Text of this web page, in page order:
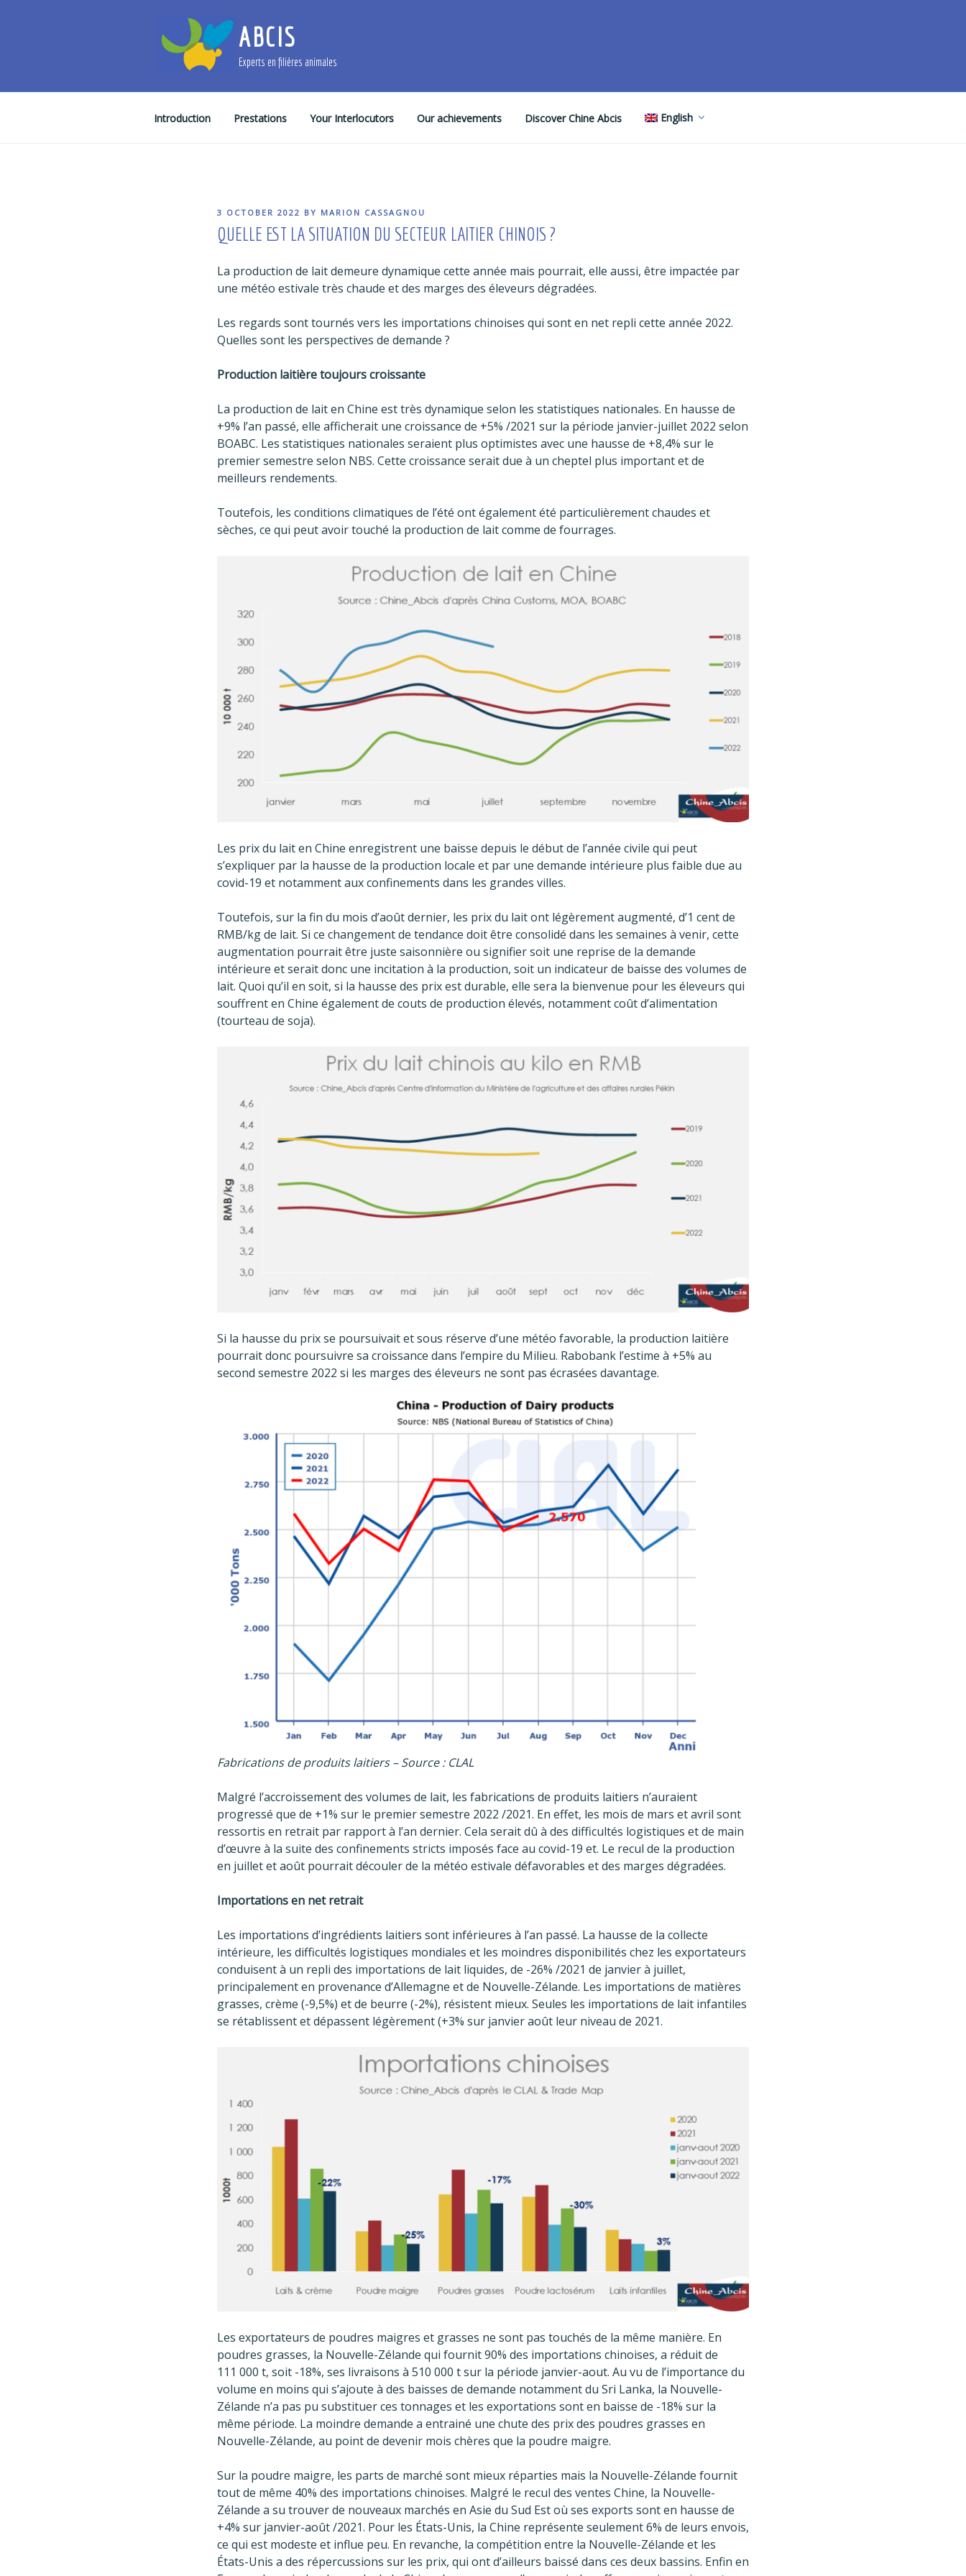
ABCIS
Experts en filières animales
Introduction Prestations Your Interlocutors Our achievements Discover Chine Abcis English
POSTED
3 OCTOBER 2022 BY MARION CASSAGNOU
QUELLE EST LA SITUATION DU SECTEUR LAITIER CHINOIS ?
La production de lait demeure dynamique cette année mais pourrait, elle aussi, être impactée par
une météo estivale très chaude et des marges des éleveurs dégradées.
Les regards sont tournés vers les importations chinoises qui sont en net repli cette année 2022.
Quelles sont les perspectives de demande ?
Production laitière toujours croissante
La production de lait en Chine est très dynamique selon les statistiques nationales. En hausse de
+9% l’an passé, elle afficherait une croissance de +5% /2021 sur la période janvier-juillet 2022 selon
BOABC. Les statistiques nationales seraient plus optimistes avec une hausse de +8,4% sur le
premier semestre selon NBS. Cette croissance serait due à un cheptel plus important et de
meilleurs rendements.
Toutefois, les conditions climatiques de l’été ont également été particulièrement chaudes et
sèches, ce qui peut avoir touché la production de lait comme de fourrages.
Les prix du lait en Chine enregistrent une baisse depuis le début de l’année civile qui peut
s’expliquer par la hausse de la production locale et par une demande intérieure plus faible due au
covid-19 et notamment aux confinements dans les grandes villes.
Toutefois, sur la fin du mois d’août dernier, les prix du lait ont légèrement augmenté, d’1 cent de
RMB/kg de lait. Si ce changement de tendance doit être consolidé dans les semaines à venir, cette
augmentation pourrait être juste saisonnière ou signifier soit une reprise de la demande
intérieure et serait donc une incitation à la production, soit un indicateur de baisse des volumes de
lait. Quoi qu’il en soit, si la hausse des prix est durable, elle sera la bienvenue pour les éleveurs qui
souffrent en Chine également de couts de production élevés, notamment coût d’alimentation
(tourteau de soja).
Si la hausse du prix se poursuivait et sous réserve d’une météo favorable, la production laitière
pourrait donc poursuivre sa croissance dans l’empire du Milieu. Rabobank l’estime à +5% au
second semestre 2022 si les marges des éleveurs ne sont pas écrasées davantage.
Fabrications de produits laitiers – Source : CLAL
Malgré l’accroissement des volumes de lait, les fabrications de produits laitiers n’auraient
progressé que de +1% sur le premier semestre 2022 /2021. En effet, les mois de mars et avril sont
ressortis en retrait par rapport à l’an dernier. Cela serait dû à des difficultés logistiques et de main
d’œuvre à la suite des confinements stricts imposés face au covid-19 et. Le recul de la production
en juillet et août pourrait découler de la météo estivale défavorables et des marges dégradées.
Importations en net retrait
Les importations d’ingrédients laitiers sont inférieures à l’an passé. La hausse de la collecte
intérieure, les difficultés logistiques mondiales et les moindres disponibilités chez les exportateurs
conduisent à un repli des importations de lait liquides, de -26% /2021 de janvier à juillet,
principalement en provenance d’Allemagne et de Nouvelle-Zélande. Les importations de matières
grasses, crème (-9,5%) et de beurre (-2%), résistent mieux. Seules les importations de lait infantiles
se rétablissent et dépassent légèrement (+3% sur janvier août leur niveau de 2021.
Les exportateurs de poudres maigres et grasses ne sont pas touchés de la même manière. En
poudres grasses, la Nouvelle-Zélande qui fournit 90% des importations chinoises, a réduit de
111 000 t, soit -18%, ses livraisons à 510 000 t sur la période janvier-aout. Au vu de l’importance du
volume en moins qui s’ajoute à des baisses de demande notamment du Sri Lanka, la Nouvelle-
Zélande n’a pas pu substituer ces tonnages et les exportations sont en baisse de -18% sur la
même période. La moindre demande a entrainé une chute des prix des poudres grasses en
Nouvelle-Zélande, au point de devenir mois chères que la poudre maigre.
Sur la poudre maigre, les parts de marché sont mieux réparties mais la Nouvelle-Zélande fournit
tout de même 40% des importations chinoises. Malgré le recul des ventes Chine, la Nouvelle-
Zélande a su trouver de nouveaux marchés en Asie du Sud Est où ses exports sont en hausse de
+4% sur janvier-août /2021. Pour les États-Unis, la Chine représente seulement 6% de leurs envois,
ce qui est modeste et influe peu. En revanche, la compétition entre la Nouvelle-Zélande et les
États-Unis a des répercussions sur les prix, qui ont d’ailleurs baissé dans ces deux bassins. Enfin en